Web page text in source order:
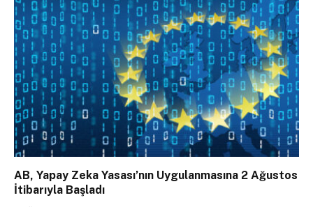
AB, Yapay Zeka Yasası’nın Uygulanmasına 2 Ağustos
İtibarıyla Başladı